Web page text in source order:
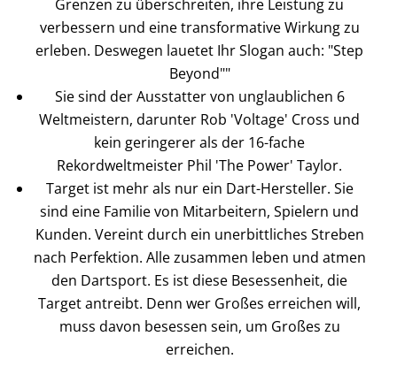
verbessern und eine transformative Wirkung zu
erleben. Deswegen lauetet Ihr Slogan auch: "Step
Beyond""
Sie sind der Ausstatter von unglaublichen 6
Weltmeistern, darunter Rob 'Voltage' Cross und
kein geringerer als der 16-fache
Rekordweltmeister Phil 'The Power' Taylor.
Target ist mehr als nur ein Dart-Hersteller. Sie
sind eine Familie von Mitarbeitern, Spielern und
Kunden. Vereint durch ein unerbittliches Streben
nach Perfektion. Alle zusammen leben und atmen
den Dartsport. Es ist diese Besessenheit, die
Target antreibt. Denn wer Großes erreichen will,
muss davon besessen sein, um Großes zu
erreichen.